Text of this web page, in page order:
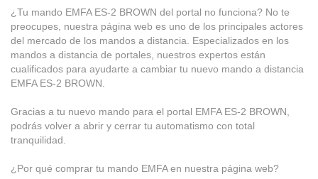
¿Tu mando EMFA ES-2 BROWN del portal no funciona? No te
preocupes, nuestra página web es uno de los principales actores
del mercado de los mandos a distancia. Especializados en los
mandos a distancia de portales, nuestros expertos están
cualificados para ayudarte a cambiar tu nuevo mando a distancia
EMFA ES-2 BROWN.
Gracias a tu nuevo mando para el portal EMFA ES-2 BROWN,
podrás volver a abrir y cerrar tu automatismo con total
tranquilidad.
¿Por qué comprar tu mando EMFA en nuestra página web?